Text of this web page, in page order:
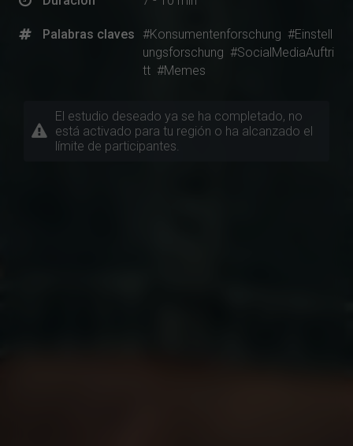
Palabras claves #Konsumentenforschung #Einstell
ungsforschung #SocialMediaAuftri
tt #Memes
El estudio deseado ya se ha completado, no
está activado para tu región o ha alcanzado el
límite de participantes.